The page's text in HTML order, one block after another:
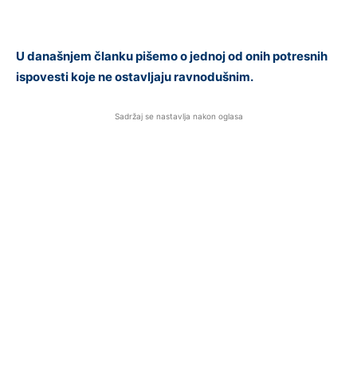
U današnjem članku pišemo o jednoj od onih potresnih
ispovesti koje ne ostavljaju ravnodušnim.
Sadržaj se nastavlja nakon oglasa